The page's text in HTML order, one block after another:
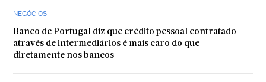
NEGÓCIOS
Banco de Portugal diz que crédito pessoal contratado
através de intermediários é mais caro do que
diretamente nos bancos